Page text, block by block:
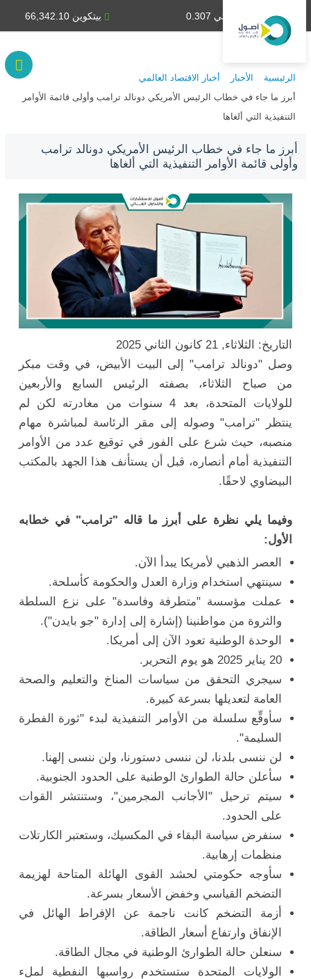
بيتكوين 66,342.10 دينار كويتي 0.307
الرئيسية الأخبار
أخبار الاقتصاد العالمي
أبرز ما جاء في خطاب الرئيس الأمريكي دونالد ترامب وأولى قائمة الأوامر
التنفيذية التي ألغاها
أبرز ما جاء في خطاب الرئيس الأمريكي دونالد ترامب
وأولى قائمة الأوامر التنفيذية التي ألغاها
التاريخ: الثلاثاء, 21 كانون الثاني 2025
وصل "دونالد ترامب" إلى البيت الأبيض، في وقت مبكر
من صباح الثلاثاء، بصفته الرئيس السابع والأربعين
للولايات المتحدة، بعد 4 سنوات من مغادرته لكن لم
ينتظر "ترامب" وصوله إلى مقر الرئاسة لمباشرة مهام
منصبه، حيث شرع على الفور في توقيع عدد من الأوامر
التنفيذية أمام أنصاره، قبل أن يستأنف هذا الجهد بالمكتب
البيضاوي لاحقًا.
وفيما يلي نظرة على أبرز ما قاله "ترامب" في خطابه
الأول:
العصر الذهبي لأمريكا يبدأ الآن.
سينتهي استخدام وزارة العدل والحكومة كأسلحة.
عملت مؤسسة "متطرفة وفاسدة" على نزع السلطة
والثروة من مواطنينا (إشارة إلى إدارة "جو بايدن").
الوحدة الوطنية تعود الآن إلى أمريكا.
20 يناير 2025 هو يوم التحرير.
سيجري التحقق من سياسات المناخ والتعليم والصحة
العامة لتعديلها بسرعة كبيرة.
سأوقِّع سلسلة من الأوامر التنفيذية لبدء "ثورة الفطرة
السليمة".
لن ننسى بلدنا، لن ننسى دستورنا، ولن ننسى إلهنا.
سأعلن حالة الطوارئ الوطنية على الحدود الجنوبية.
سيتم ترحيل "الأجانب المجرمين"، وستنتشر القوات
على الحدود.
سنفرض سياسة البقاء في المكسيك، وستعتبر الكارتلات
منظمات إرهابية.
سأوجه حكومتي لحشد القوى الهائلة المتاحة لهزيمة
التضخم القياسي وخفض الأسعار بسرعة.
أزمة التضخم كانت ناجمة عن الإفراط الهائل في
الإنفاق وارتفاع أسعار الطاقة.
سنعلن حالة الطوارئ الوطنية في مجال الطاقة.
الولايات المتحدة ستستخدم رواسبها النفطية لملء